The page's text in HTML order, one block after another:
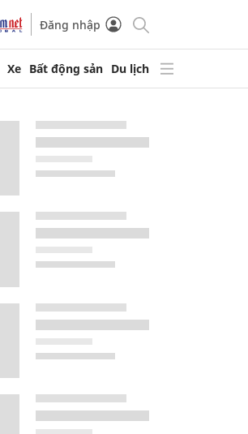
Đăng nhập
Xe Bất động sản Du lịch